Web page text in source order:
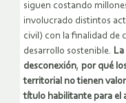
siguen costando
involucrado distintos
civil) con la finalidad de
desarrollo sostenible.
desconexión, por qué
territorial no tienen
título habilitante para el